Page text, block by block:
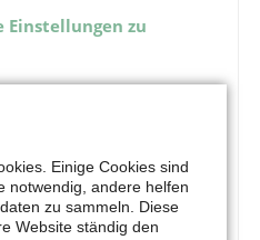
Einstellungen zu
Einige Cookies sind
notwendig, andere helfen
zu sammeln. Diese
Website ständig den